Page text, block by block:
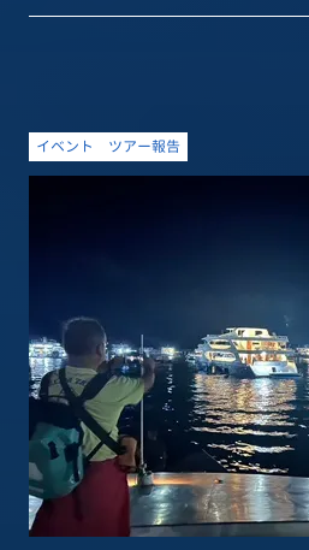
イベント ツアー報告